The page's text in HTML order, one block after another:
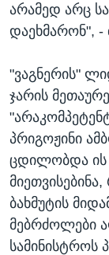
არამედ არც
დაეხმარონ", -
"ვაგნერის"
ჯარის
პრიგოჟინი
ცდილობდა ის
ბახმუტის
მებრძოლები
სამინისტროს